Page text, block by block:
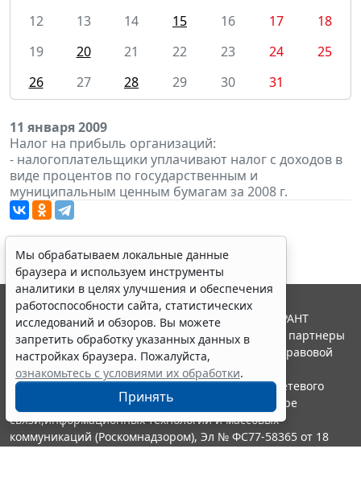
12
13 14 15 16 17
18
19
20 21 22 23 24
25
26
27 28 29 30 31
11 января 2009
Налог на прибыль организаций:
- налогоплательщики уплачивают налог с доходов в
виде процентов по государственным и
муниципальным ценным бумагам за 2008 г.
Мы обрабатываем локальные данные
браузера и используем инструменты
аналитики в целях улучшения и обеспечения
работоспособности сайта, статистических
исследований и обзоров. Вы можете
запретить обработку указанных данных в
настройках браузера. Пожалуйста,
ознакомьтесь с условиями их обработки.
Принять
© ООО "НПП "ГАРАНТ-СЕРВИС", 2026. Система ГАРАНТ
выпускается с 1990 года. Компания "Гарант" и ее партнеры
являются участниками Российской ассоциации правовой
информации ГАРАНТ.
Портал ГАРАНТ.РУ зарегистрирован в качестве сетевого
издания Федеральной службой по надзору в сфере
связи,информационных технологий и массовых
коммуникаций (Роскомнадзором), Эл № ФС77-58365 от 18